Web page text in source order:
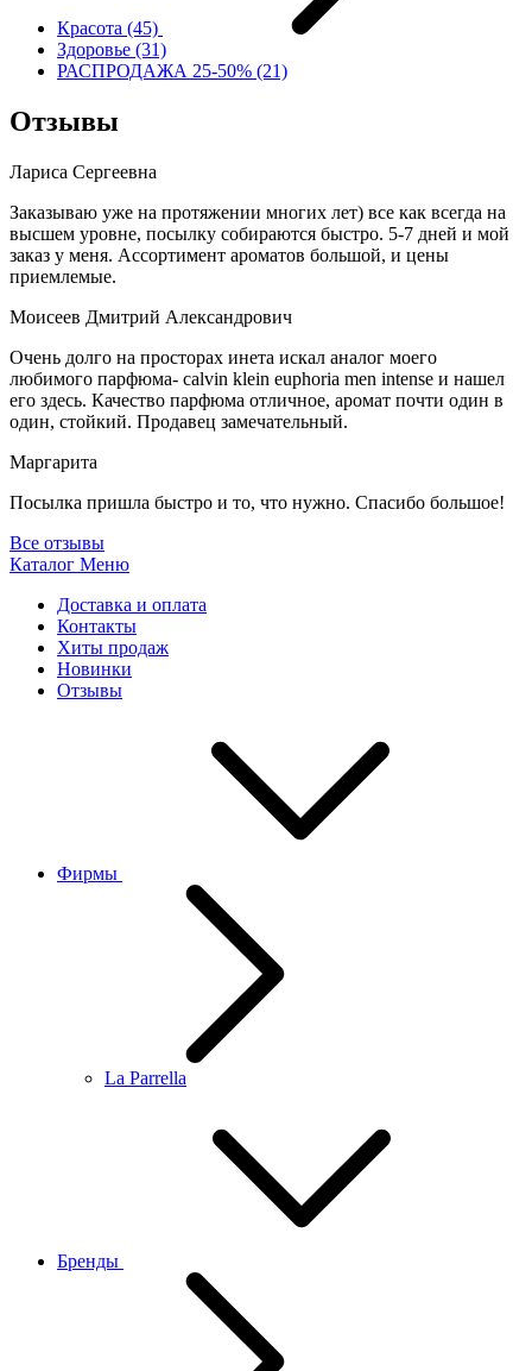
Красота (45)
Здоровье (31)
РАСПРОДАЖА 25-50% (21)
Отзывы
Лариса Сергеевна
Заказываю уже на протяжении многих лет) все как всегда на
высшем уровне, посылку собираются быстро. 5-7 дней и мой
заказ у меня. Ассортимент ароматов большой, и цены
приемлемые.
Моисеев Дмитрий Александрович
Очень долго на просторах инета искал аналог моего
любимого парфюма- calvin klein euphoria men intense и нашел
его здесь. Качество парфюма отличное, аромат почти один в
один, стойкий. Продавец замечательный.
Маргарита
Посылка пришла быстро и то, что нужно. Спасибо большое!
Все отзывы
Каталог Меню
Доставка и оплата
Контакты
Хиты продаж
Новинки
Отзывы
Фирмы
La Parrella
Бренды